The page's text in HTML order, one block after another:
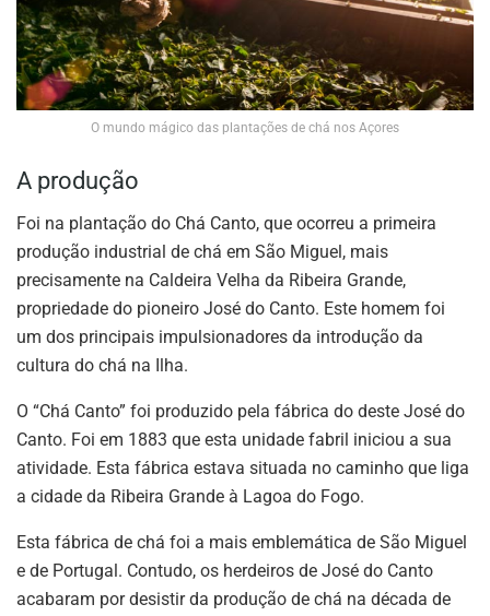
O mundo mágico das plantações de chá nos Açores
A produção
Foi na plantação do Chá Canto, que ocorreu a primeira
produção industrial de chá em São Miguel, mais
precisamente na Caldeira Velha da Ribeira Grande,
propriedade do pioneiro José do Canto. Este homem foi
um dos principais impulsionadores da introdução da
cultura do chá na Ilha.
O “Chá Canto” foi produzido pela fábrica do deste José do
Canto. Foi em 1883 que esta unidade fabril iniciou a sua
atividade. Esta fábrica estava situada no caminho que liga
a cidade da Ribeira Grande à Lagoa do Fogo.
Esta fábrica de chá foi a mais emblemática de São Miguel
e de Portugal. Contudo, os herdeiros de José do Canto
acabaram por desistir da produção de chá na década de